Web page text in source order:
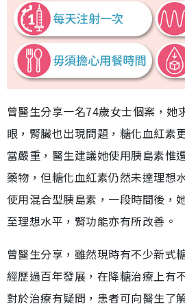
曾醫生分享一名74歲女士個案，她
眼，腎臟也出現問題，糖化血紅素
當嚴重，醫生建議她使用胰島素惟
藥物，但糖化血紅素仍然未達理想
使用混合型胰島素，一段時間後，
至理想水平，腎功能亦有所改善。
曾醫生分享，雖然現時有不少新式
經歷過百年發展，在降糖治療上有
對於治療有疑問，患者可向醫生了